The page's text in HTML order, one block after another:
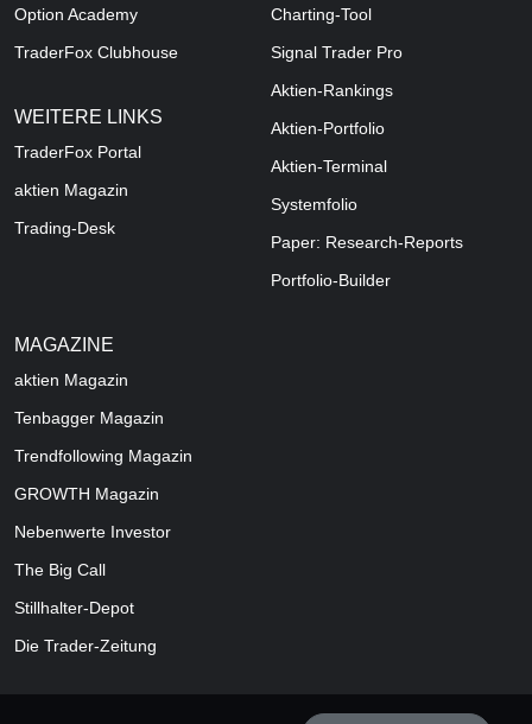
Option Academy
TraderFox Clubhouse
WEITERE LINKS
TraderFox Portal
aktien Magazin
Trading-Desk
Charting-Tool
Signal Trader Pro
Aktien-Rankings
Aktien-Portfolio
Aktien-Terminal
Systemfolio
Paper: Research-Reports
Portfolio-Builder
MAGAZINE
aktien Magazin
Tenbagger Magazin
Trendfollowing Magazin
GROWTH Magazin
Nebenwerte Investor
The Big Call
Stillhalter-Depot
Die Trader-Zeitung